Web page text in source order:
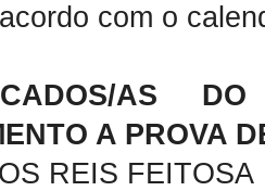
com o
AS
A PROVA
REIS FEITOSA